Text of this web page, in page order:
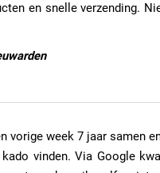
en snelle verzending.
vorige week 7 jaar samen
vinden. Via Google